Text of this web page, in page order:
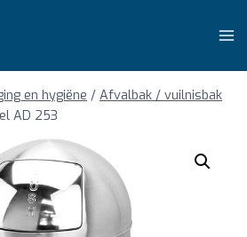
en hygiëne / Afvalbak / vuilnisbak
AD 253